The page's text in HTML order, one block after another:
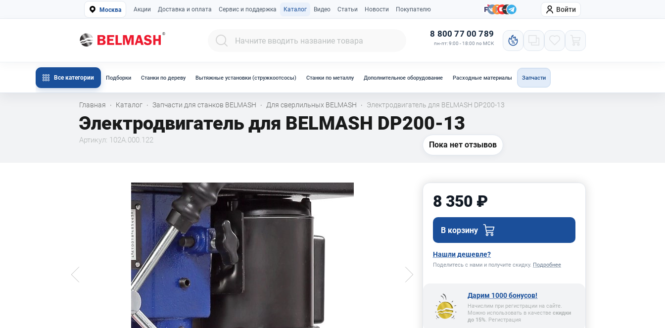
Москва Акции Доставка и оплата Сервис и поддержка Каталог Видео Статьи Новости Покупателю Компания Войти
8 800 77 00 789
пн-пт: 9:00 - 18:00 по МСК
Все категории Подборки Станки по дереву Вытяжные установки (стружкоотсосы) Станки по металлу Дополнительное оборудование Расходные материалы Запчасти
Главная · Каталог · Запчасти для станков BELMASH · Для сверлильных BELMASH · Электродвигатель для BELMASH DP200-13
Электродвигатель для BELMASH DP200-13
Артикул: 102A.000.122 Пока нет отзывов
8 350 ₽
В корзину
Нашли дешевле?
Поделитесь с нами и получите скидку. Подробнее
Дарим 1000 бонусов!
Начислим при регистрации на сайте.
Можно использовать в качестве скидки
до 15%. Регистрация